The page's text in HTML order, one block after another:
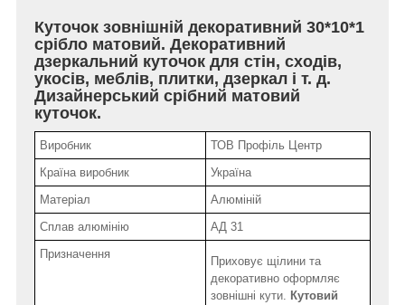
Куточок зовнішній декоративний 30*10*1
срібло матовий. Декоративний
дзеркальний куточок для стін, сходів,
укосів, меблів, плитки, дзеркал і т. д.
Дизайнерський срібний матовий
куточок.
Виробник
ТОВ Профіль Центр
Країна виробник
Україна
Матеріал
Алюміній
Сплав алюмінію
АД 31
Призначення
Приховує щілини та
декоративно оформляє
зовнішні кути. Кутовий